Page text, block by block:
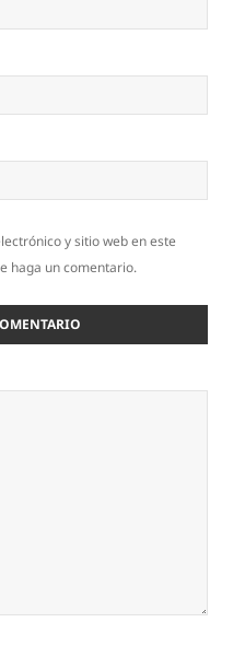
y sitio web en este
haga un comentario.